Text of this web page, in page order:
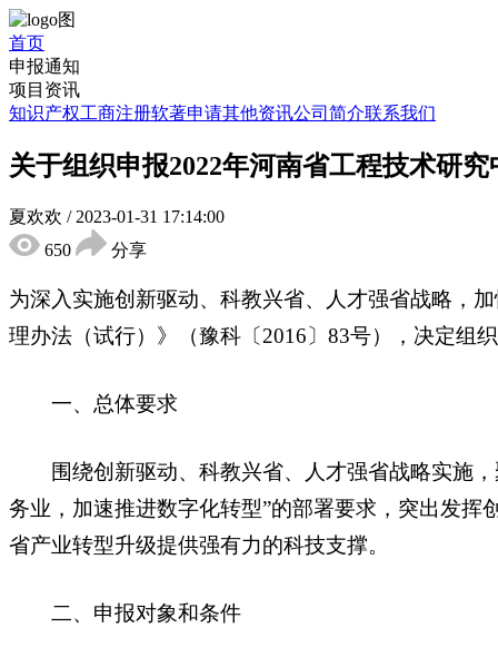
首页
申报通知
项目资讯
知识产权工商注册软著申请其他资讯公司简介联系我们
关于组织申报2022年河南省工程技术研
夏欢欢 / 2023-01-31 17:14:00
650
分享
为深入实施创新驱动、科教兴省、人才强省战略，
理办法（试行）》（豫科〔2016〕83号），决定组
一、总体要求
围绕创新驱动、科教兴省、人才强省战略实施，
务业，加速推进数字化转型”的部署要求，突出发
省产业转型升级提供强有力的科技支撑。
二、申报对象和条件